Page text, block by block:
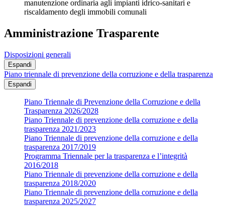
manutenzione ordinaria agli impianti idrico-sanitari e
riscaldamento degli immobili comunali
Amministrazione Trasparente
Disposizioni generali
Espandi
Piano triennale di prevenzione della corruzione e della trasparenza
Espandi
Piano Triennale di Prevenzione della Corruzione e della
Trasparenza 2026/2028
Piano Triennale di prevenzione della corruzione e della
trasparenza 2021/2023
Piano Triennale di prevenzione della corruzione e della
trasparenza 2017/2019
Programma Triennale per la trasparenza e l’integrità
2016/2018
Piano Triennale di prevenzione della corruzione e della
trasparenza 2018/2020
Piano Triennale di prevenzione della corruzione e della
trasparenza 2025/2027